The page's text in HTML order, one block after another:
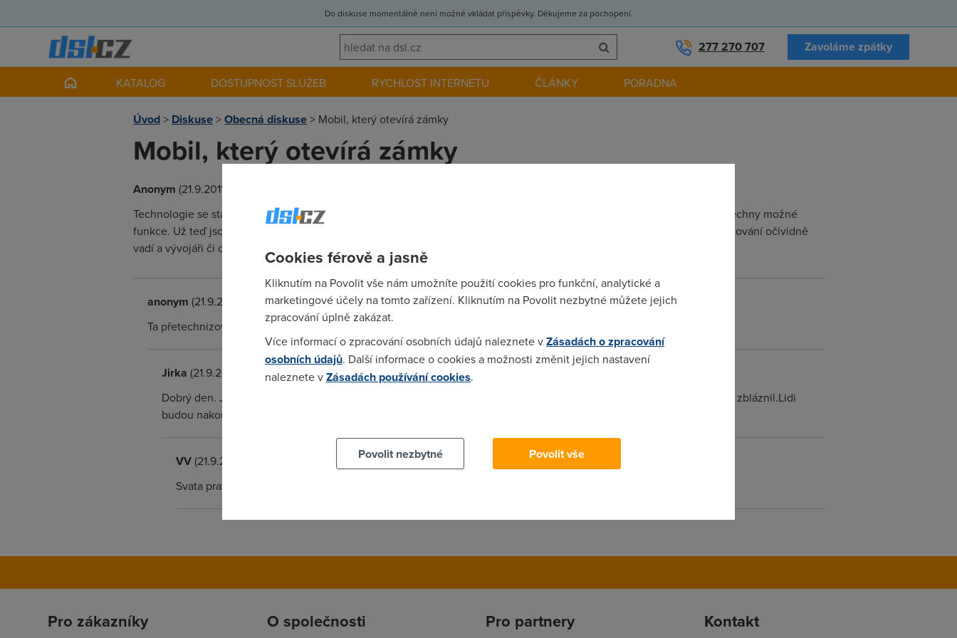
Do diskuse momentálně není možné vkládat příspěvky. Děkujeme za pochopení.
277 270 707 Zavoláme zpátky
KATALOG DOSTUPNOST SLUŽEB RYCHLOST INTERNETU ČLÁNKY PORADNA
Úvod> Diskuse>Obecná diskuse> Mobil, který otevírá zámky
Mobil, který otevírá zámky
Anonym (21.9.2011 00:00:00)
Technologie se stále více snaží ovládnout mobilní periférie, ruku v ruce s tím kráčí snaha narvat do mobilních telefonů všechny možné
funkce. Už teď jsou chytré mobily využívány víc k čemukoliv jinému nežli k telefonování, u některých modelů pak telefonování očividně
vadí a vývojáři či designeři je tam přidali jen jako vynucené, ale nepochybně nechtěné dítě.
anonym (21.9.2011 09:10:27)
Ta přetechnizovanost nás jednou zahubí. Bez mobilu (PC, nějaké "Opencard" apod.) nebudeme moct jít ani na WC...
Jirka (21.9.2011 11:17:23)
Dobrý den. Já si osobně myslím že to jsou naprosté hovadiny.Vždy a především jde o prachy.Ten svět se snad úplně zbláznil.Lidi
budou nakonec líní se jít i vykadit.Nechápu kam ty technologie směřují.JH.
VV(21.9.2011 21:23:14)
Svata pravda.
Pro zákazníky O společnosti Pro partnery Kontakt
Cookies férově a jasně
Kliknutím na Povolit vše nám umožníte použití cookies pro funkční, analytické a
marketingové účely na tomto zařízení. Kliknutím na Povolit nezbytné můžete jejich
zpracování úplně zakázat.
Více informací o zpracování osobních údajů naleznete vZásadách o zpracování
osobních údajů. Další informace o cookies a možnosti změnit jejich nastavení
naleznete vZásadách používání cookies.
Povolit nezbytné
Povolit vše